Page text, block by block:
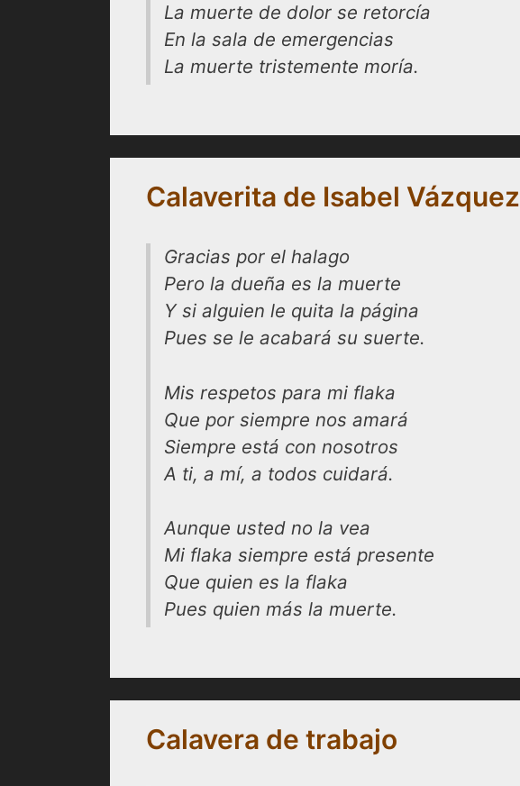
La muerte de dolor se retorcía
En la sala de emergencias
La muerte tristemente moría.
Calaverita de Isabel Vázquez
Gracias por el halago
Pero la dueña es la muerte
Y si alguien le quita la página
Pues se le acabará su suerte.
Mis respetos para mi flaka
Que por siempre nos amará
Siempre está con nosotros
A ti, a mí, a todos cuidará.
Aunque usted no la vea
Mi flaka siempre está presente
Que quien es la flaka
Pues quien más la muerte.
Calavera de trabajo